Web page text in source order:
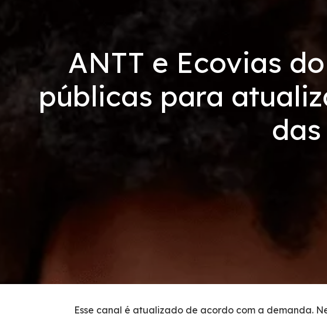
Código de Conduta
Condições da Via
ANTT e Ecovias
públicas para
das
Esse canal é atualizado de acordo com a demanda.